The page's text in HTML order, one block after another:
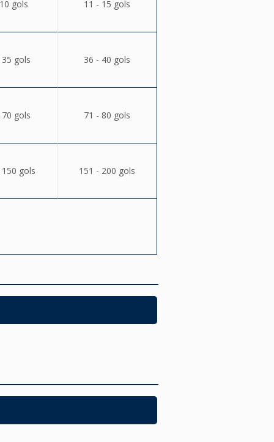
gols 11 - 15 gols
gols 36 - 40 gols
gols 71 - 80 gols
gols 151 - 200 gols